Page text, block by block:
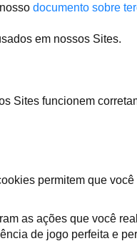
documento sobre
em nossos Sites.
Sites funcionem
permitem que
as ações que você
de jogo perfeita e